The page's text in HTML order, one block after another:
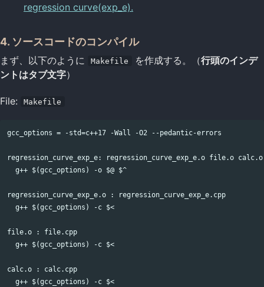
regression curve(exp_e).
4. ソースコードのコンパイル
まず、以下のように Makefile を作成する。（行頭のインデ
ントはタブ文字）
File: Makefile
gcc_options = -std=c++17 -Wall -O2 --pedantic-errors
regression_curve_exp_e: regression_curve_exp_e.o file.o calc.o
  g++ $(gcc_options) -o $@ $^
regression_curve_exp_e.o : regression_curve_exp_e.cpp
  g++ $(gcc_options) -c $<
file.o : file.cpp
  g++ $(gcc_options) -c $<
calc.o : calc.cpp
  g++ $(gcc_options) -c $<